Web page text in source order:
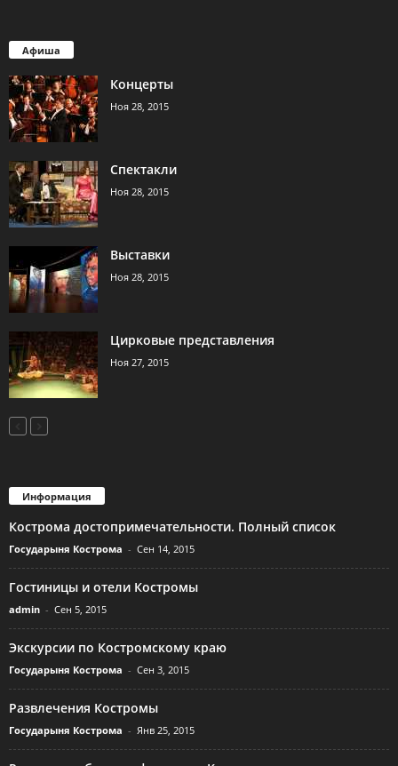
Афиша
Концерты
Ноя 28, 2015
Спектакли
Ноя 28, 2015
Выставки
Ноя 28, 2015
Цирковые представления
Ноя 27, 2015
Информация
Кострома достопримечательности. Полный список
Государыня Кострома - Сен 14, 2015
Гостиницы и отели Костромы
admin - Сен 5, 2015
Экскурсии по Костромскому краю
Государыня Кострома - Сен 3, 2015
Развлечения Костромы
Государыня Кострома - Янв 25, 2015